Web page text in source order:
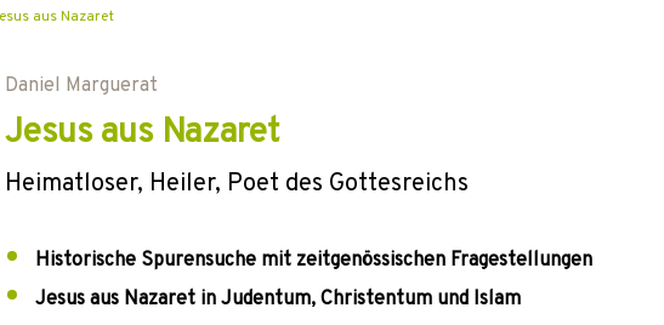
aus Nazaret
Daniel Marguerat
Jesus aus Nazaret
Heimatloser, Heiler, Poet des Gottesreichs
Historische Spurensuche mit zeitgenössischen Fragestellungen
Jesus aus Nazaret in Judentum, Christentum und Islam